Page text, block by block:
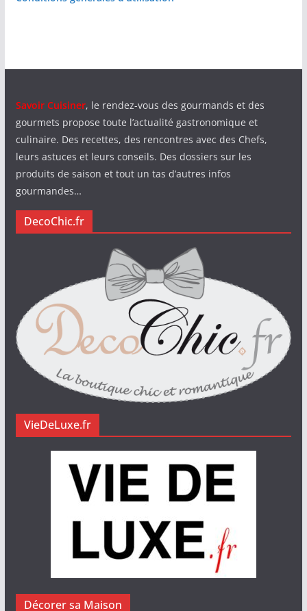
Savoir Cuisiner, le rendez-vous des gourmands et des
gourmets propose toute l’actualité gastronomique et
culinaire. Des recettes, des rencontres avec des Chefs,
leurs astuces et leurs conseils. Des dossiers sur les
produits de saison et tout un tas d’autres infos
gourmandes…
DecoChic.fr
VieDeLuxe.fr
Décorer sa Maison